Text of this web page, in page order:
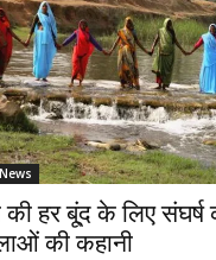
की हर बू्ंद के लिए संघर्ष
की कहानी